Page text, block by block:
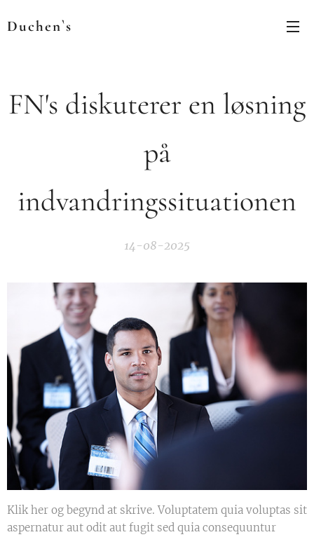
Duchen`s
FN's diskuterer en løsning
på
indvandringssituationen
14-08-2025
Klik her og begynd at skrive. Voluptatem quia voluptas sit
aspernatur aut odit aut fugit sed quia consequuntur